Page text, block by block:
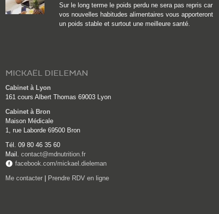
Sur le long terme le poids perdu ne sera pas repris car
vos nouvelles habitudes alimentaires vous apporteront
un poids stable et surtout une meilleure santé.
MICKAËL DIELEMAN
Cabinet à Lyon
161 cours Albert Thomas 69003 Lyon
Cabinet à Bron
Maison Médicale
1, rue Laborde 69500 Bron
Tél. 09 80 46 35 60
Mail.contact@mdnutrition.fr
facebook.com/mickael.dieleman
Me contacter Prendre RDV en ligne